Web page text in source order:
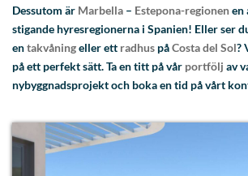
Dessutom är Marbella – Estepona-regionenen
stigande hyresregionerna i Spanien! Eller ser
entakvåningeller ett radhus påCosta del Sol?
på ett perfekt sätt. Ta en titt på vår portfölj av
nybyggnadsprojekt och boka en tid på vårt